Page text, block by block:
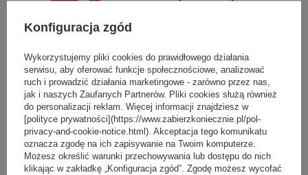
Konfiguracja zgód
Wykorzystujemy pliki cookies do prawidłowego działania
serwisu, aby oferować funkcje społecznościowe, analizować
ruch i prowadzić działania marketingowe - zarówno przez nas,
jak i naszych Zaufanych Partnerów. Pliki cookies służą również
do personalizacji reklam. Więcej informacji znajdziesz w
[polityce prywatności](https://www.zabierzkoniecznie.pl/pol-
privacy-and-cookie-notice.html). Akceptacja tego komunikatu
oznacza zgodę na ich zapisywanie na Twoim komputerze.
Możesz określić warunki przechowywania lub dostępu do nich
klikając w zakładkę „Konfiguracja zgód”. Zgodę możesz wycofać